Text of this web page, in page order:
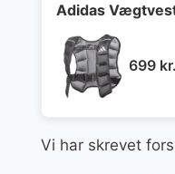
Adidas
699 kr.
Vi har skrevet